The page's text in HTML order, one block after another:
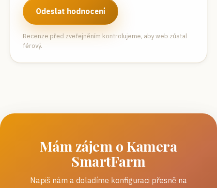
Odeslat hodnocení
Recenze před zveřejněním kontrolujeme, aby web zůstal
férový.
Mám zájem o Kamera
SmartFarm
Napiš nám a doladíme konfiguraci přesně na